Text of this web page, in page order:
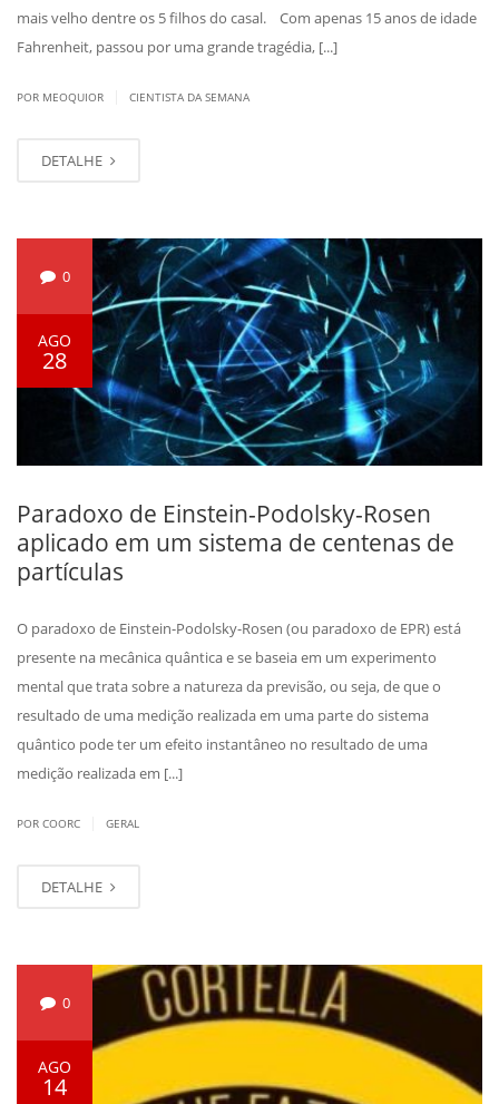
mais velho dentre os 5 filhos do casal. Com apenas 15 anos de idade
Fahrenheit, passou por uma grande tragédia, [...]
POR MEOQUIOR CIENTISTA DA SEMANA
DETALHE
0
AGO
28
Paradoxo de Einstein-Podolsky-Rosen
aplicado em um sistema de centenas de
partículas
O paradoxo de Einstein-Podolsky-Rosen (ou paradoxo de EPR) está
presente na mecânica quântica e se baseia em um experimento
mental que trata sobre a natureza da previsão, ou seja, de que o
resultado de uma medição realizada em uma parte do sistema
quântico pode ter um efeito instantâneo no resultado de uma
medição realizada em [...]
POR COORC GERAL
DETALHE
0
AGO
14